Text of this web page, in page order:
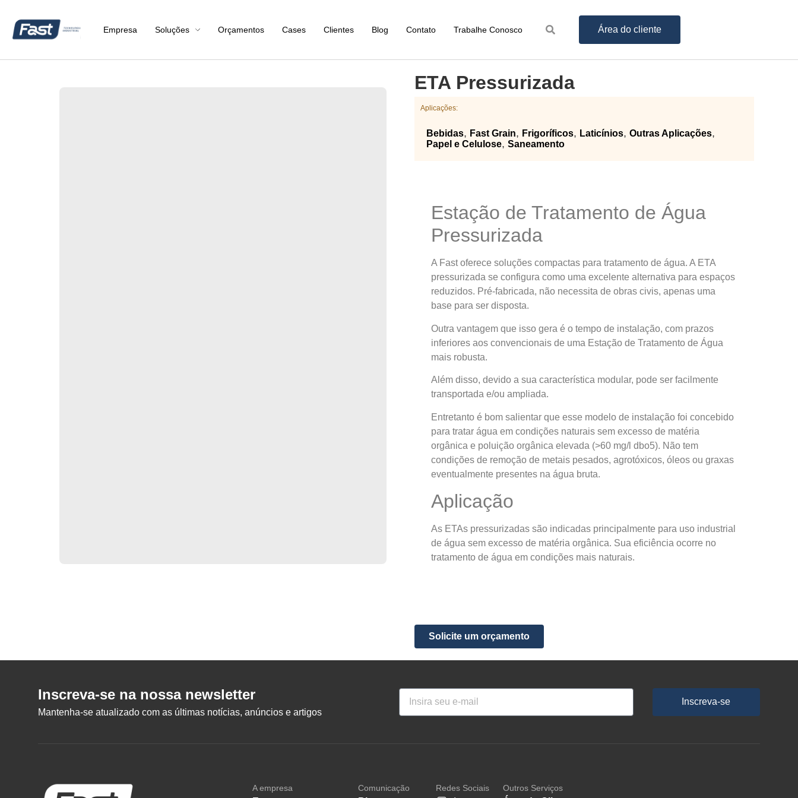
Empresa Soluções Orçamentos Cases Clientes Blog Contato Trabalhe Conosco Área do cliente
ETA Pressurizada
Aplicações:
Bebidas, Fast Grain, Frigoríficos, Laticínios, Outras Aplicações,
Papel e Celulose, Saneamento
Estação de Tratamento de Água
Pressurizada
A Fast oferece soluções compactas para tratamento de água. A ETA
pressurizada se configura como uma excelente alternativa para espaços
reduzidos. Pré-fabricada, não necessita de obras civis, apenas uma
base para ser disposta.
Outra vantagem que isso gera é o tempo de instalação, com prazos
inferiores aos convencionais de uma Estação de Tratamento de Água
mais robusta.
Além disso, devido a sua característica modular, pode ser facilmente
transportada e/ou ampliada.
Entretanto é bom salientar que esse modelo de instalação foi concebido
para tratar água em condições naturais sem excesso de matéria
orgânica e poluição orgânica elevada (>60 mg/l dbo5). Não tem
condições de remoção de metais pesados, agrotóxicos, óleos ou graxas
eventualmente presentes na água bruta.
Aplicação
As ETAs pressurizadas são indicadas principalmente para uso industrial
de água sem excesso de matéria orgânica. Sua eficiência ocorre no
tratamento de água em condições mais naturais.
Solicite um orçamento
Inscreva-se na nossa newsletter
Mantenha-se atualizado com as últimas notícias, anúncios e artigos
Inscreva-se
A empresa Comunicação Redes Sociais Outros Serviços